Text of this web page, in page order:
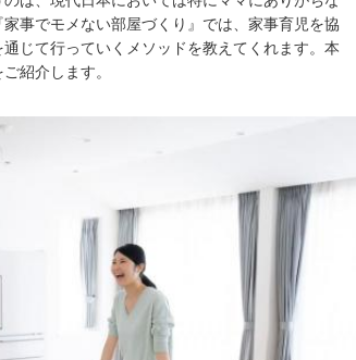
事でモメない部屋づくり』では、家事育児を協
じて行っていくメソッドを教えてくれます。本
紹介します。